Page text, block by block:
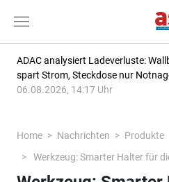
ADAC analysiert Ladeverluste:
spart Strom, Steckdose nur
06.08.2026, 14:17 Uhr
Home Nachrichten
Produkte
Werkzeug: Smarter Halter für